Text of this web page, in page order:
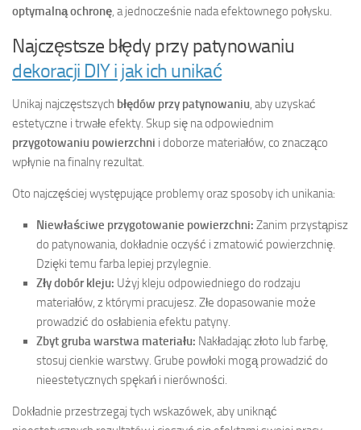
optymalną ochronę, a jednocześnie nada efektownego połysku.
Najczęstsze błędy przy patynowaniu
dekoracji DIY i jak ich unikać
Unikaj najczęstszych błędów przy patynowaniu, aby uzyskać
estetyczne i trwałe efekty. Skup się na odpowiednim
przygotowaniu powierzchni i doborze materiałów, co znacząco
wpłynie na finalny rezultat.
Oto najczęściej występujące problemy oraz sposoby ich unikania:
Niewłaściwe przygotowanie powierzchni: Zanim przystąpisz
do patynowania, dokładnie oczyść i zmatowić powierzchnię.
Dzięki temu farba lepiej przylegnie.
Zły dobór kleju: Użyj kleju odpowiedniego do rodzaju
materiałów, z którymi pracujesz. Złe dopasowanie może
prowadzić do osłabienia efektu patyny.
Zbyt gruba warstwa materiału: Nakładając złoto lub farbę,
stosuj cienkie warstwy. Grube powłoki mogą prowadzić do
nieestetycznych spękań i nierówności.
Dokładnie przestrzegaj tych wskazówek, aby uniknąć